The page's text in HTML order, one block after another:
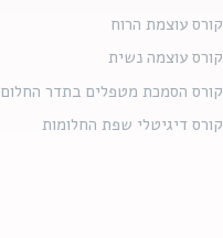
קורס עוצמת הרוח
קורס עוצמה נשית
קורס הסמכת מטפלים בתדר החלום
קורס דיגיטלי שפת החלומות